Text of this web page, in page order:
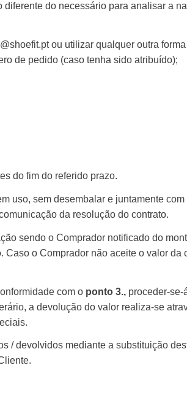
do necessário para analisar a
ou utilizar qualquer outra
de pedido (caso tenha sido atribuído);
do fim do referido prazo.
uso, sem desembalar e juntamente com
da resolução do contrato.
sendo o Comprador notificado do
o Comprador não aceite o valor da
com o ponto 3., proceder-se-
a devolução do valor realiza-se
/ devolvidos mediante a substituição